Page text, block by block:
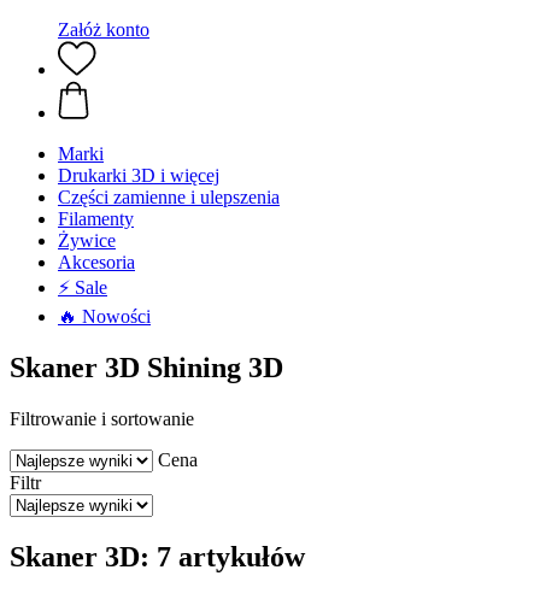
Załóż konto
Marki
Drukarki 3D i więcej
Części zamienne i ulepszenia
Filamenty
Żywice
Akcesoria
⚡ Sale
🔥 Nowości
Skaner 3D Shining 3D
Filtrowanie i sortowanie
Cena
Filtr
Skaner 3D: 7 artykułów